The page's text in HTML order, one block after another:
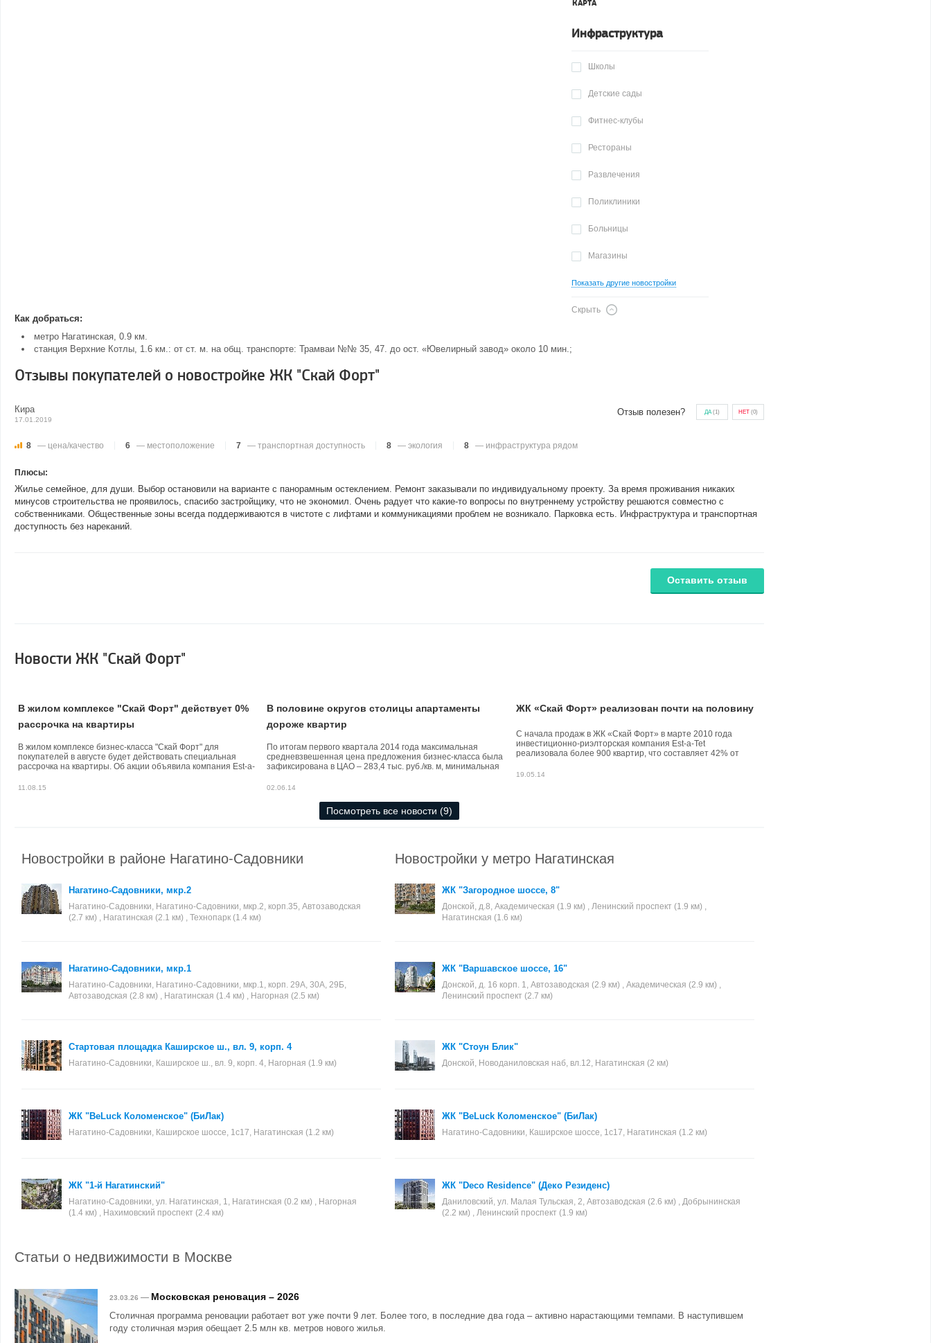
КАРТА
Инфраструктура
Школы
Детские сады
Фитнес-клубы
Рестораны
Развлечения
Поликлиники
Больницы
Магазины
Показать другие новостройки
Скрыть
Как добраться:
метро Нагатинская, 0.9 км.
станция Верхние Котлы, 1.6 км.: от ст. м. на общ. транспорте: Трамваи №№ 35, 47. до ост. «Ювелирный завод» около 10 мин.;
Отзывы покупателей о новостройке ЖК "Скай Форт"
Кира
17.01.2019
Отзыв полезен? ДА(1) НЕТ (0)
8 — цена/качество 6 — местоположение 7 — транспортная доступность 8 — экология 8 — инфраструктура рядом
Плюсы:
Жилье семейное, для души. Выбор остановили на варианте с панорамным остеклением. Ремонт заказывали по индивидуальному проекту. За время проживания никаких
минусов строительства не проявилось, спасибо застройщику, что не экономил. Очень радует что какие-то вопросы по внутреннему устройству решаются совместно с
собственниками. Общественные зоны всегда поддерживаются в чистоте с лифтами и коммуникациями проблем не возникало. Парковка есть. Инфраструктура и транспортная
доступность без нареканий.
Оставить отзыв
Новости ЖК "Скай Форт"
В жилом комплексе "Скай Форт" действует 0%
рассрочка на квартиры
В жилом комплексе бизнес-класса "Скай Форт" для
покупателей в августе будет действовать специальная
рассрочка на квартиры. Об акции объявила компания Est-a-
11.08.15
В половине округов столицы апартаменты
дороже квартир
По итогам первого квартала 2014 года максимальная
средневзвешенная цена предложения бизнес-класса была
зафиксирована в ЦАО – 283,4 тыс. руб./кв. м, минимальная
02.06.14
ЖК «Скай Форт» реализован почти на половину
С начала продаж в ЖК «Скай Форт» в марте 2010 года
инвестиционно-риэлторская компания Est-a-Tet
реализовала более 900 квартир, что составляет 42% от
сообщении компании Est-a-Tet.
19.05.14
Посмотреть все новости (9)
Новостройки в районе Нагатино-Садовники
Нагатино-Садовники, мкр.2
Нагатино-Садовники, Нагатино-Садовники, мкр.2, корп.35, Автозаводская
(2.7 км) , Нагатинская (2.1 км) , Технопарк (1.4 км)
Нагатино-Садовники, мкр.1
Нагатино-Садовники, Нагатино-Садовники, мкр.1, корп. 29А, 30А, 29Б,
Автозаводская (2.8 км) , Нагатинская (1.4 км) , Нагорная (2.5 км)
Стартовая площадка Каширское ш., вл. 9, корп. 4
Нагатино-Садовники, Каширское ш., вл. 9, корп. 4, Нагорная (1.9 км)
ЖК "BeLuck Коломенское" (БиЛак)
Нагатино-Садовники, Каширское шоссе, 1с17, Нагатинская (1.2 км)
ЖК "1-й Нагатинский"
Нагатино-Садовники, ул. Нагатинская, 1, Нагатинская (0.2 км) , Нагорная
(1.4 км) , Нахимовский проспект (2.4 км)
Новостройки у метро Нагатинская
ЖК "Загородное шоссе, 8"
Донской, д.8, Академическая (1.9 км) , Ленинский проспект (1.9 км) ,
Нагатинская (1.6 км)
ЖК "Варшавское шоссе, 16"
Донской, д. 16 корп. 1, Автозаводская (2.9 км) , Академическая (2.9 км) ,
Ленинский проспект (2.7 км)
ЖК "Стоун Блик"
Донской, Новоданиловская наб, вл.12, Нагатинская (2 км)
ЖК "BeLuck Коломенское" (БиЛак)
Нагатино-Садовники, Каширское шоссе, 1с17, Нагатинская (1.2 км)
ЖК "Deco Residence" (Деко Резиденс)
Даниловский, ул. Малая Тульская, 2, Автозаводская (2.6 км) , Добрынинская
(2.2 км) , Ленинский проспект (1.9 км)
Статьи о недвижимости в Москве
23.03.26 — Московская реновация – 2026
Столичная программа реновации работает вот уже почти 9 лет. Более того, в последние два года – активно нарастающими темпами. В наступившем
году столичная мэрия обещает 2.5 млн кв. метров нового жилья.